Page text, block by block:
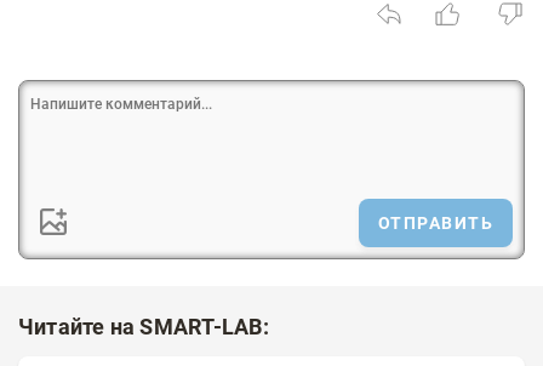
ОТПРАВИТЬ
Читайте на SMART-LAB: